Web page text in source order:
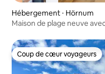
Hébergement ⋅ Hörnum
Maison de plage neuve
Coup de cœur voyageurs
Coup de cœur voyageurs